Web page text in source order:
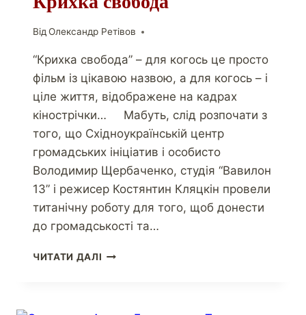
Від Олександр Ретівов
“Крихка свобода” – для когось це просто
фільм із цікавою назвою, а для когось – і
ціле життя, відображене на кадрах
кінострічки… Мабуть, слід розпочати з
того, що Східноукраїнській центр
громадських ініціатив і особисто
Володимир Щербаченко, студія “Вавилон
13” і режисер Костянтин Кляцкін провели
титанічну роботу для того, щоб донести
до громадськості та…
ЧИТАТИ ДАЛІ